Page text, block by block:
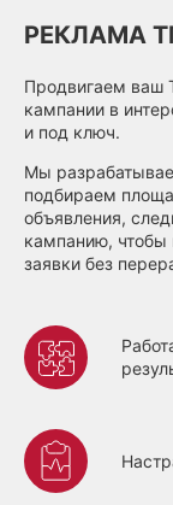
РЕКЛАМА
Продвигаем ваш
кампании в
и под ключ.
Мы
подбираем
объявления,
кампанию, чтобы
заявки без